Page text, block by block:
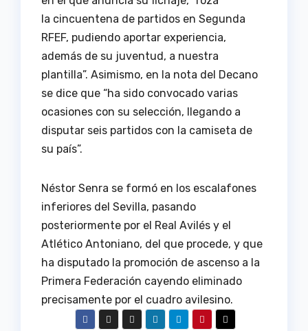
la cincuentena de partidos en Segunda
RFEF, pudiendo aportar experiencia,
además de su juventud, a nuestra
plantilla”. Asimismo, en la nota del Decano
se dice que “ha sido convocado varias
ocasiones con su selección, llegando a
disputar seis partidos con la camiseta de
su país”.
Néstor Senra se formó en los escalafones
inferiores del Sevilla, pasando
posteriormente por el Real Avilés y el
Atlético Antoniano, del que procede, y que
ha disputado la promoción de ascenso a la
Primera Federación cayendo eliminado
precisamente por el cuadro avilesino.